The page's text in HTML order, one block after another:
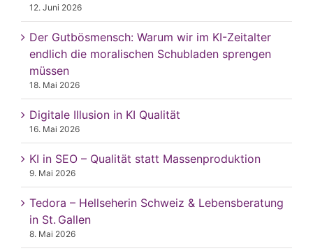
12. Juni 2026
Der Gutbösmensch: Warum wir im KI-Zeitalter
endlich die moralischen Schubladen sprengen
müssen
18. Mai 2026
Digitale Illusion in KI Qualität
16. Mai 2026
KI in SEO – Qualität statt Massenproduktion
9. Mai 2026
Tedora – Hellseherin Schweiz & Lebensberatung
in St. Gallen
8. Mai 2026